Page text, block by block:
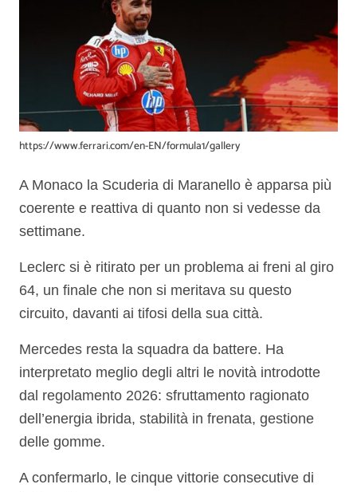
https://www.ferrari.com/en-EN/formula1/gallery
A Monaco la Scuderia di Maranello è apparsa più
coerente e reattiva di quanto non si vedesse da
settimane.
Leclerc si è ritirato per un problema ai freni al giro
64, un finale che non si meritava su questo
circuito, davanti ai tifosi della sua città.
Mercedes resta la squadra da battere. Ha
interpretato meglio degli altri le novità introdotte
dal regolamento 2026: sfruttamento ragionato
dell’energia ibrida, stabilità in frenata, gestione
delle gomme.
A confermarlo, le cinque vittorie consecutive di